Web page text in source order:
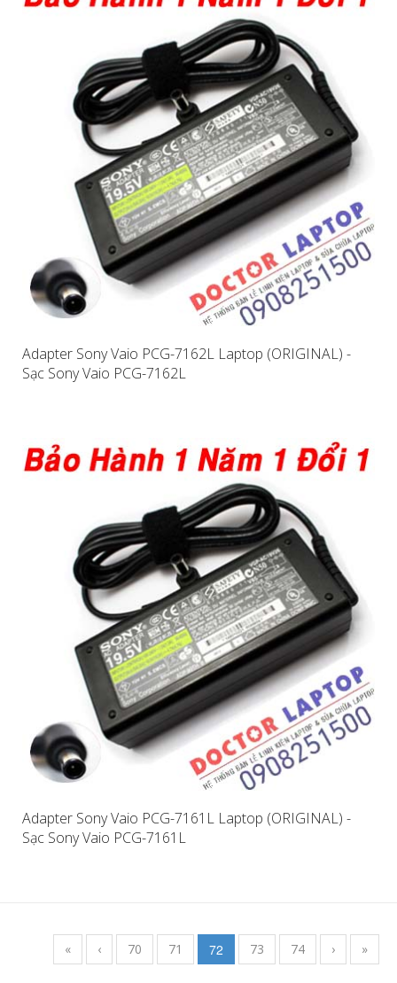
Adapter Sony Vaio PCG-7162L Laptop (ORIGINAL) -
Sạc Sony Vaio PCG-7162L
Adapter Sony Vaio PCG-7161L Laptop (ORIGINAL) -
Sạc Sony Vaio PCG-7161L
« ‹ 70 71 72 73 74 › »